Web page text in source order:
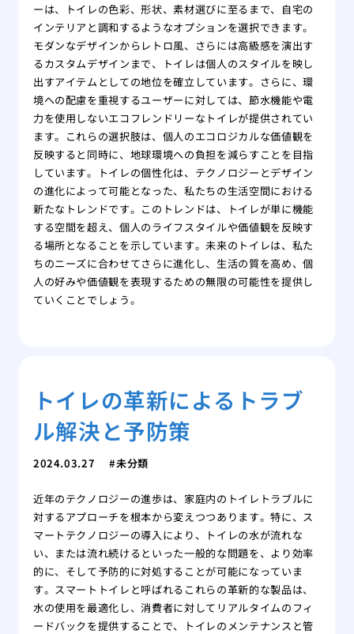
ーは、トイレの色彩、形状、素材選びに至るまで、自宅の
インテリアと調和するようなオプションを選択できます。
モダンなデザインからレトロ風、さらには高級感を演出す
るカスタムデザインまで、トイレは個人のスタイルを映し
出すアイテムとしての地位を確立しています。さらに、環
境への配慮を重視するユーザーに対しては、節水機能や電
力を使用しないエコフレンドリーなトイレが提供されてい
ます。これらの選択肢は、個人のエコロジカルな価値観を
反映すると同時に、地球環境への負担を減らすことを目指
しています。トイレの個性化は、テクノロジーとデザイン
の進化によって可能となった、私たちの生活空間における
新たなトレンドです。このトレンドは、トイレが単に機能
する空間を超え、個人のライフスタイルや価値観を反映す
る場所となることを示しています。未来のトイレは、私た
ちのニーズに合わせてさらに進化し、生活の質を高め、個
人の好みや価値観を表現するための無限の可能性を提供し
ていくことでしょう。
トイレの革新によるトラブ
ル解決と予防策
2024.03.27 未分類
近年のテクノロジーの進歩は、家庭内のトイレトラブルに
対するアプローチを根本から変えつつあります。特に、ス
マートテクノロジーの導入により、トイレの水が流れな
い、または流れ続けるといった一般的な問題を、より効率
的に、そして予防的に対処することが可能になっていま
す。スマートトイレと呼ばれるこれらの革新的な製品は、
水の使用を最適化し、消費者に対してリアルタイムのフィ
ードバックを提供することで、トイレのメンテナンスと管